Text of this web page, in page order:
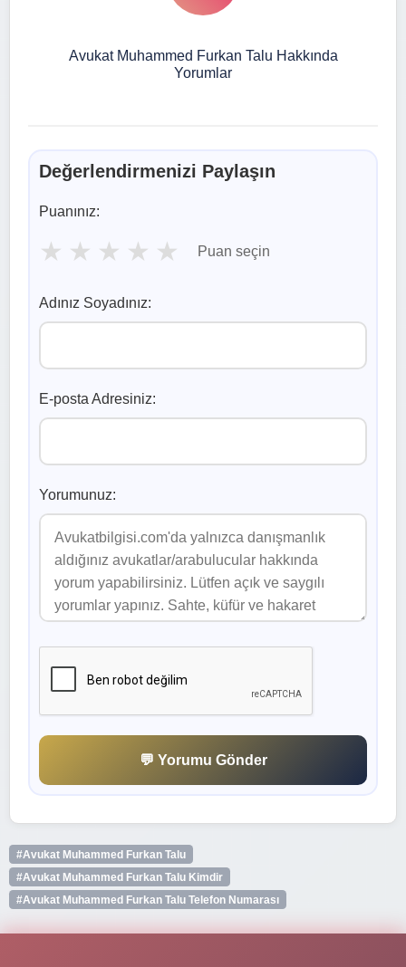
Avukat Muhammed Furkan Talu Hakkında
Yorumlar
Değerlendirmenizi Paylaşın
Puanınız:
★ ★ ★ ★ ★ Puan seçin
Adınız Soyadınız:
E-posta Adresiniz:
Yorumunuz:
💬 Yorumu Gönder
#Avukat Muhammed Furkan Talu
#Avukat Muhammed Furkan Talu Kimdir
#Avukat Muhammed Furkan Talu Telefon Numarası